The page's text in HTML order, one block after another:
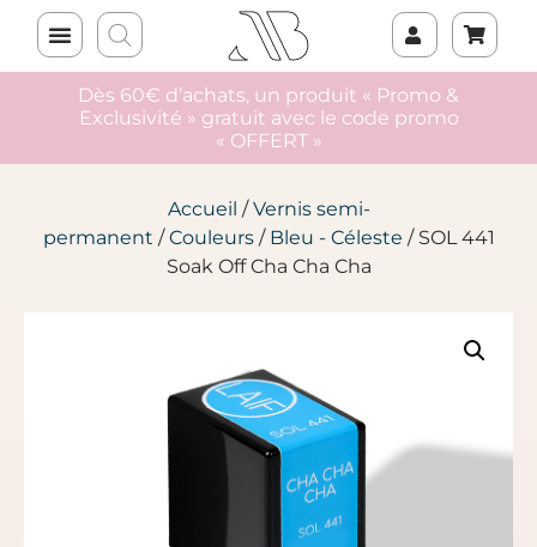
Dès 60€ d’achats, un produit « Promo &
Exclusivité » gratuit avec le code promo
« OFFERT »
Accueil /Vernis semi-
permanent /Couleurs/ Bleu - Céleste / SOL 441
Soak Off Cha Cha Cha